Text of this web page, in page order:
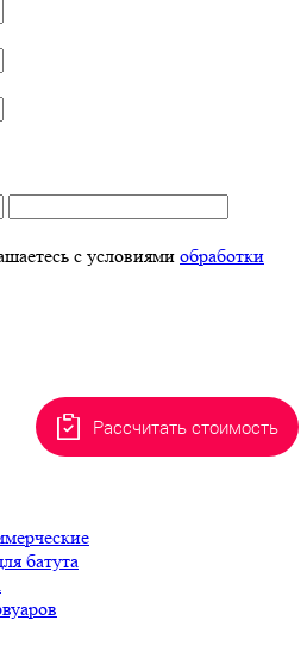
с условиями обработки
батута
Рассчитать стоимость